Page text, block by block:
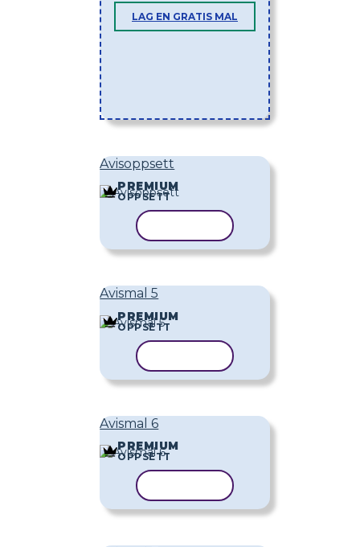
LAG EN GRATIS MAL
Avisoppsett
PREMIUM
OPPSETT
Avismal 5
PREMIUM
OPPSETT
Avismal 6
PREMIUM
OPPSETT